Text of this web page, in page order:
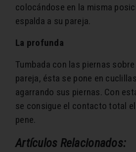
colocándose en la misma
espalda a su pareja.
La profunda
Tumbada con las piernas
pareja, ésta se pone en
agarrando sus piernas. Con
se consigue el contacto total
pene.
Artículos Relacionados: